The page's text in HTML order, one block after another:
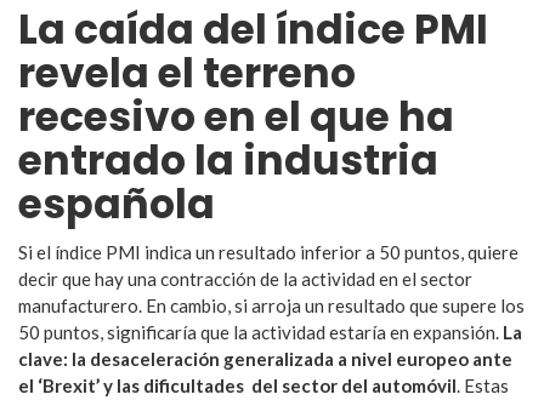
La caída del índice PMI
revela el terreno
recesivo en el que ha
entrado la industria
española
Si el índice PMI indica un resultado inferior a 50 puntos, quiere
decir que hay una contracción de la actividad en el sector
manufacturero. En cambio, si arroja un resultado que supere los
50 puntos, significaría que la actividad estaría en expansión. La
clave: la desaceleración generalizada a nivel europeo ante
el ‘Brexit’ y las dificultades del sector del automóvil. Estas